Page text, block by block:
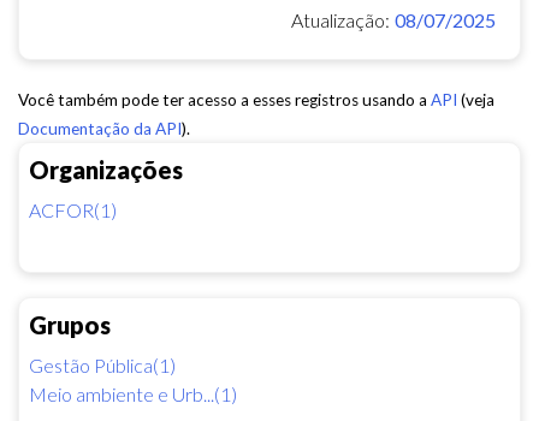
Organizações
ACFOR(1)
Grupos
Gestão Pública(1)
Meio ambiente e Urb...(1)
Atualização: 08/07/2025
Você também pode ter acesso a esses registros usando a API (veja
Documentação da API).